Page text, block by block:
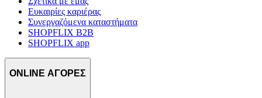
Ευκαιρίες καριέρας
Συνεργαζόμενα καταστήματα
SHOPFLIX B2B
SHOPFLIX app
ONLINE ΑΓΟΡΕΣ